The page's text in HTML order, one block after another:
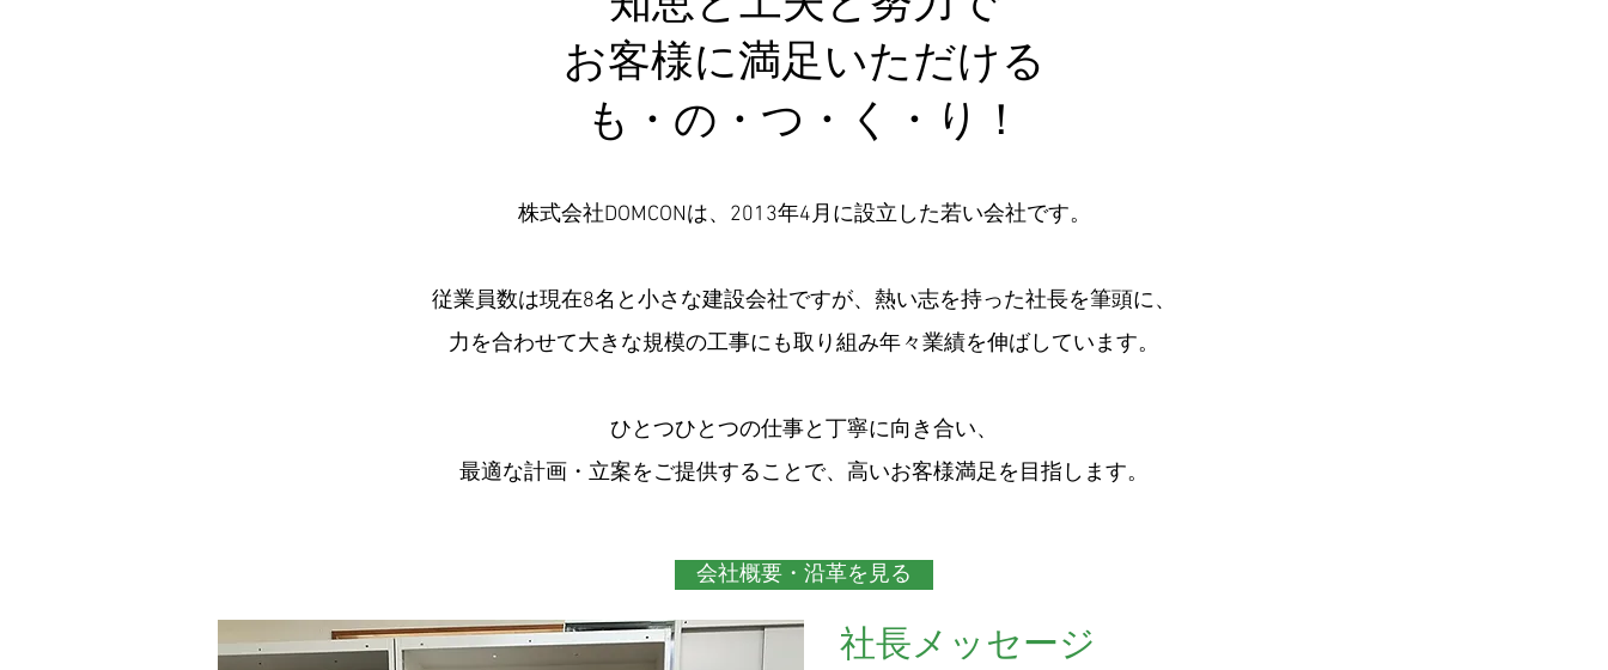
お客様に満足いただける
も・の・つ・く・り！
株式会社DOMCONは、2013年4月に設立した若い会社です。
従業員数は現在8名と小さな建設会社ですが、熱い志を持った社長を筆頭に、
力を合わせて大きな規模の工事にも取り組み年々業績を伸ばしています。
ひとつひとつの仕事と丁寧に向き合い、
最適な計画・立案をご提供することで、 高いお客様満足を目指します。
会社概要・沿革を見る
社長メッセージ